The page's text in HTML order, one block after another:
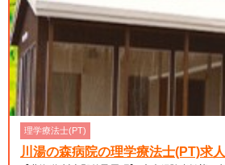
理学療法士(PT)
川湯の森病院の理学療法士(PT)求人